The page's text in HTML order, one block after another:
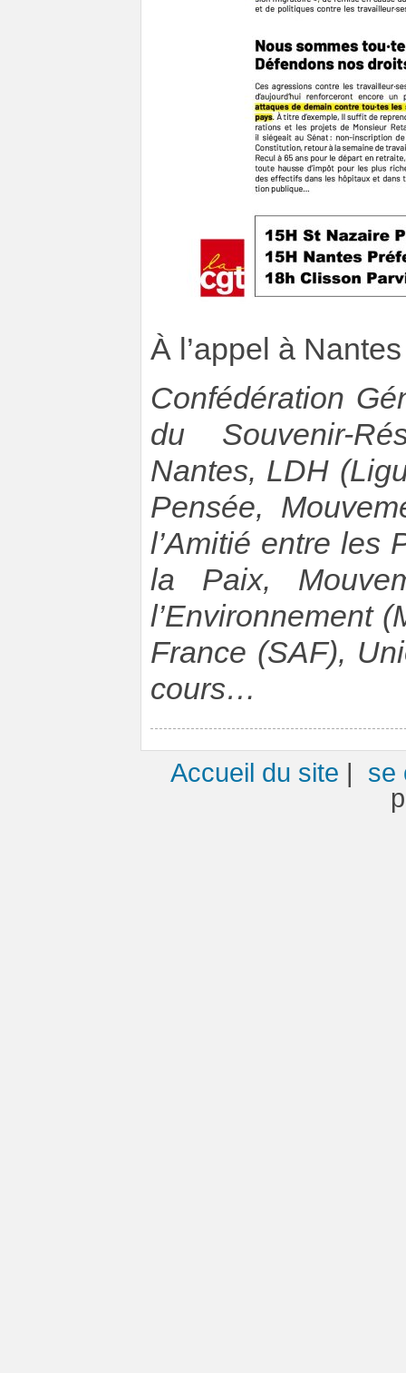
À l’appel à
Confédération
du Souvenir-
Nantes, LDH
Pensée,
l’Amitié entre les
la Paix,
l’Environnement
France (SAF),
cours…
Accueil du site | se